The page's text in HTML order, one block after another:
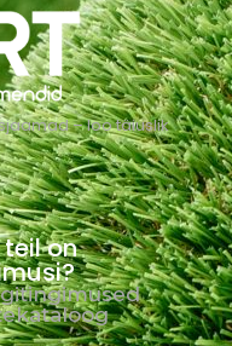
– loo täiuslik
on